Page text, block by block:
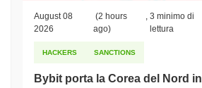
August 08
2026
(2 hours
ago)
,3 minimo di
lettura
HACKERS SANCTIONS
Bybit porta la Corea del Nord in